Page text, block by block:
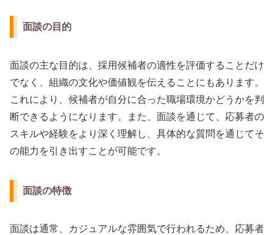
面談の目的
面談の主な目的は、採用候補者の適性を評価することだけ
でなく、組織の文化や価値観を伝えることにもあります。
これにより、候補者が自分に合った職場環境かどうかを判
断できるようになります。また、面談を通じて、応募者の
スキルや経験をより深く理解し、具体的な質問を通じてそ
の能力を引き出すことが可能です。
面談の特徴
面談は通常、カジュアルな雰囲気で行われるため、応募者